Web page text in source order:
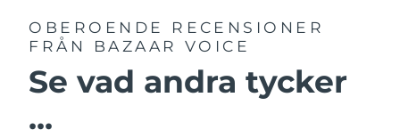
OBEROENDE RECENSIONER
FRÅN BAZAAR VOICE
Se vad andra tycker
...